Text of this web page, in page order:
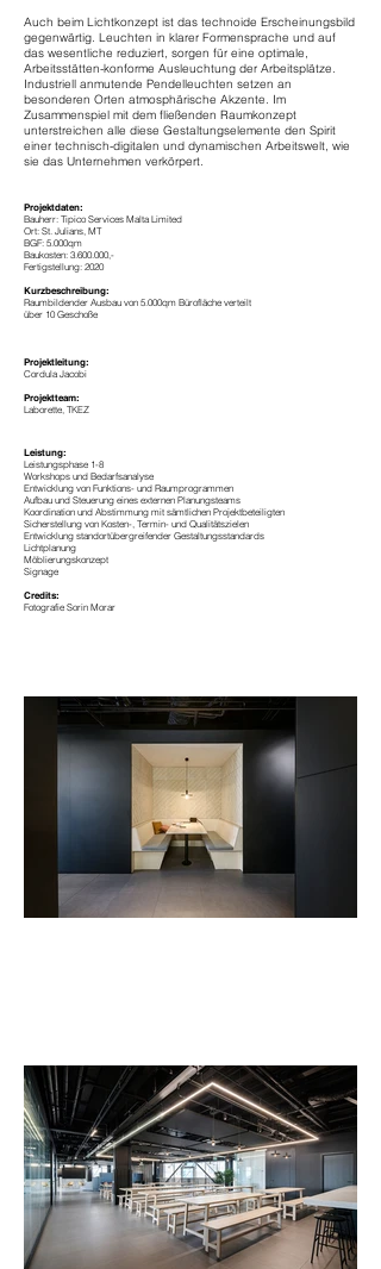
Auch beim Lichtkonzept ist das technoide Erscheinungsbild
gegenwärtig. Leuchten in klarer Formensprache und auf
das wesentliche reduziert, sorgen für eine optimale,
Arbeitsstätten-konforme Ausleuchtung der Arbeitsplätze.
Industriell anmutende Pendelleuchten setzen an
besonderen Orten atmosphärische Akzente. Im
Zusammenspiel mit dem fließenden Raumkonzept
unterstreichen alle diese Gestaltungselemente den Spirit
einer technisch-digitalen und dynamischen Arbeitswelt, wie
sie das Unternehmen verkörpert.
Projektdaten:
Bauherr: Tipico Services Malta Limited
Ort: St. Julians, MT
BGF: 5.000qm
Baukosten: 3.600.000,-
Fertigstellung: 2020
Kurzbeschreibung:
Raumbildender Ausbau von 5.000qm Bürofläche verteilt
über 10 Geschoße
Projektleitung:
Cordula Jacobi
Projektteam:
Laborette, TKEZ
Leistung:
Leistungsphase 1-8
Workshops und Bedarfsanalyse
Entwicklung von Funktions- und Raumprogrammen
Aufbau und Steuerung eines externen Planungsteams
Koordination und Abstimmung mit sämtlichen Projektbeteiligten
Sicherstellung von Kosten-, Termin- und Qualitätszielen
Entwicklung standortübergreifender Gestaltungsstandards
Lichtplanung
Möblierungskonzept
Signage
Credits:
Fotografie Sorin Morar